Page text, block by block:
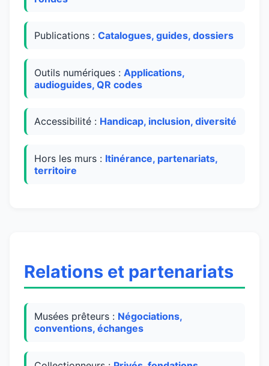
Publications : Catalogues, guides, dossiers
Outils numériques : Applications,
audioguides, QR codes
Accessibilité : Handicap, inclusion, diversité
Hors les murs : Itinérance, partenariats,
territoire
Relations et partenariats
Musées prêteurs : Négociations,
conventions, échanges